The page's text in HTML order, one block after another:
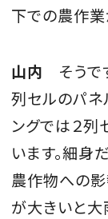
下での農作業
山内 そうで
列セルのパネ
ングでは２列
います。細身
農作物への影
が大きいと大